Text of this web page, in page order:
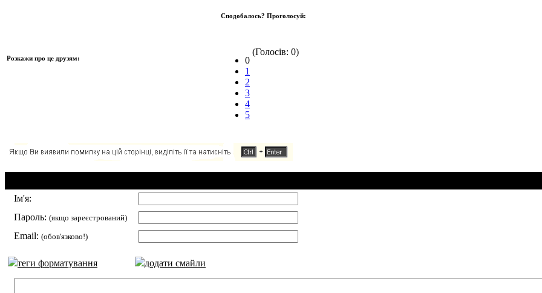
Розкажи про це друзям:
Сподобалось? Проголосуй:
0
1
2
3
4
5
(Голосів: 0)
Ім'я:
Пароль: (якщо зареєстрований)
Email: (обов'язково!)
теги форматування додати смайли